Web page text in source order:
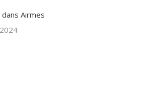
dans Airmes